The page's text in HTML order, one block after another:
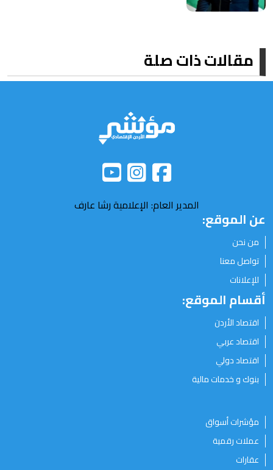
مقالات ذات صلة
المدير العام: الإعلامية رشا عارف
عن الموقع:
من نحن
تواصل معنا
للإعلانات
أقسام الموقع:
اقتصاد الأردن
اقتصاد عربي
اقتصاد دولي
بنوك و خدمات مالية
مؤشرات أسواق
عملات رقمية
عقارات